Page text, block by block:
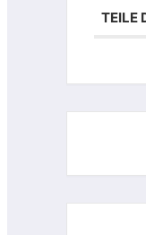
TEILE